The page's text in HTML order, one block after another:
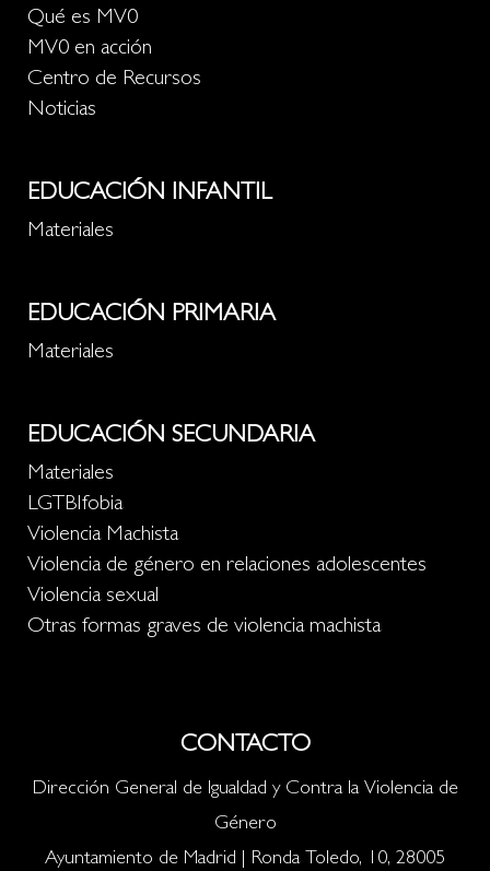
Qué es MV0
MV0 en acción
Centro de Recursos
Noticias
EDUCACIÓN INFANTIL
Materiales
EDUCACIÓN PRIMARIA
Materiales
EDUCACIÓN SECUNDARIA
Materiales
LGTBIfobia
Violencia Machista
Violencia de género en relaciones adolescentes
Violencia sexual
Otras formas graves de violencia machista
CONTACTO
Dirección General de Igualdad y Contra la Violencia de
Género
Ayuntamiento de Madrid | Ronda Toledo, 10, 28005